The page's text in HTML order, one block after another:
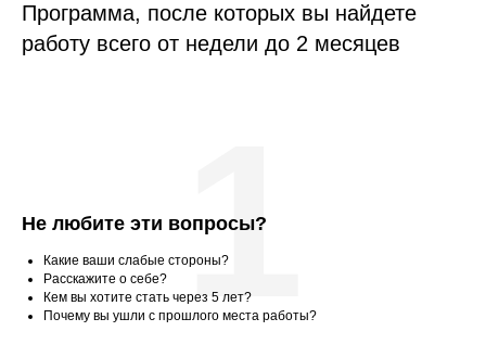
Программа, после которых вы найдете
работу всего от недели до 2 месяцев
Не любите эти вопросы?
Какие ваши слабые стороны?
Расскажите о себе?
Кем вы хотите стать через 5 лет?
Почему вы ушли с прошлого места работы?
1